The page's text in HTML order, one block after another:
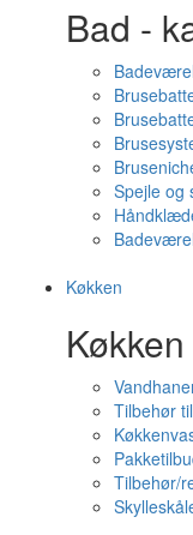
Bad -
Spejle og
Køkken
Tilbehør
Tilbehør/